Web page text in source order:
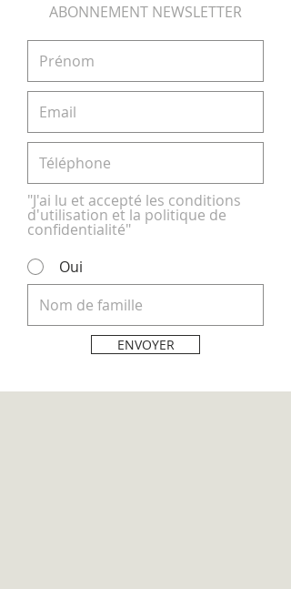
ABONNEMENT NEWSLETTER
"J'ai lu et accepté les conditions
d'utilisation et la politique de
confidentialité"
Oui
ENVOYER